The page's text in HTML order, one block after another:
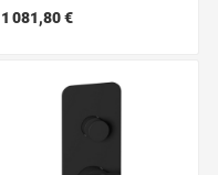
1 081,80 €